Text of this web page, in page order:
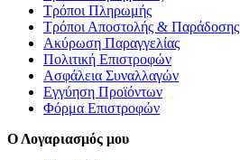
Τρόποι Πληρωμής
Τρόποι Αποστολής & Παράδοσης
Ακύρωση Παραγγελίας
Πολιτική Επιστροφών
Ασφάλεια Συναλλαγών
Εγγύηση Προϊόντων
Φόρμα Επιστροφών
Ο Λογαριασμός μου